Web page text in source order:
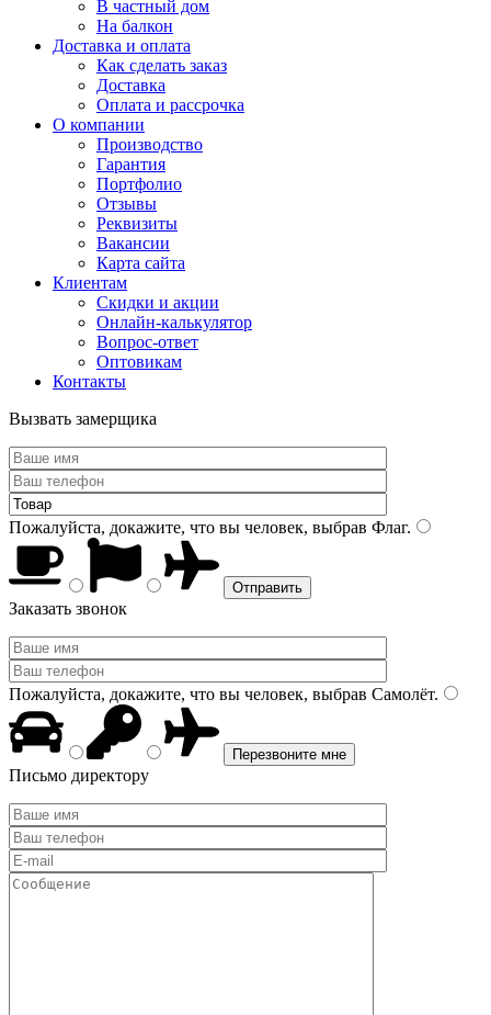
В частный дом
На балкон
Доставка и оплата
Как сделать заказ
Доставка
Оплата и рассрочка
О компании
Производство
Гарантия
Портфолио
Отзывы
Реквизиты
Вакансии
Карта сайта
Клиентам
Скидки и акции
Онлайн-калькулятор
Вопрос-ответ
Оптовикам
Контакты
Вызвать замерщика
Пожалуйста, докажите, что вы человек, выбрав Флаг.
Заказать звонок
Пожалуйста, докажите, что вы человек, выбрав Самолёт.
Письмо директору